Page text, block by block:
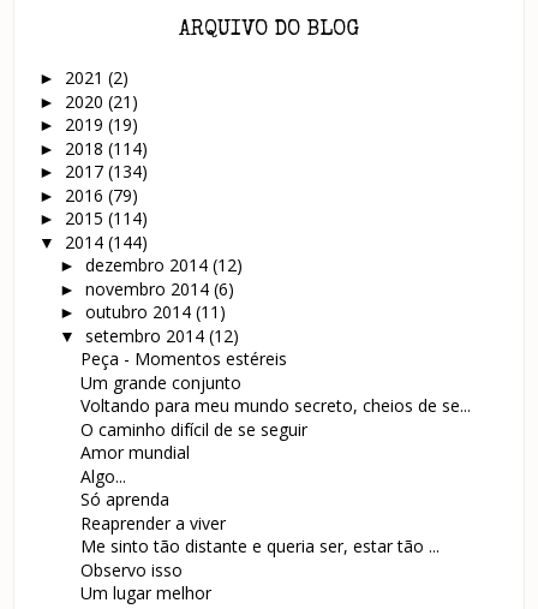
ARQUIVO DO BLOG
► 2021(2)
► 2020(21)
► 2019(19)
► 2018(114)
► 2017(134)
► 2016(79)
► 2015(114)
▼ 2014(144)
► dezembro 2014 (12)
► novembro 2014 (6)
► outubro 2014 (11)
▼ setembro 2014 (12)
Peça - Momentos estéreis
Um grande conjunto
Voltando para meu mundo secreto, cheios de se...
O caminho difícil de se seguir
Amor mundial
Algo...
Só aprenda
Reaprender a viver
Me sinto tão distante e queria ser, estar tão ...
Observo isso
Um lugar melhor